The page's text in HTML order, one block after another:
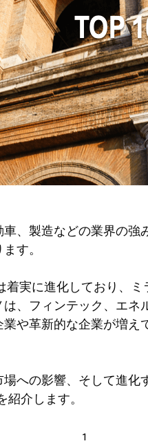
、製造などの業界の
す。
実に進化しており、
、フィンテック、エ
や革新的な企業が増
への影響、そして進
介します。
1